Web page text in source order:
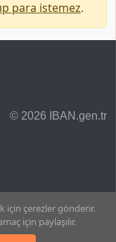
para istemez.
© 2026 IBAN.gen.tr
için çerezler gönderir.
için paylaşılır.